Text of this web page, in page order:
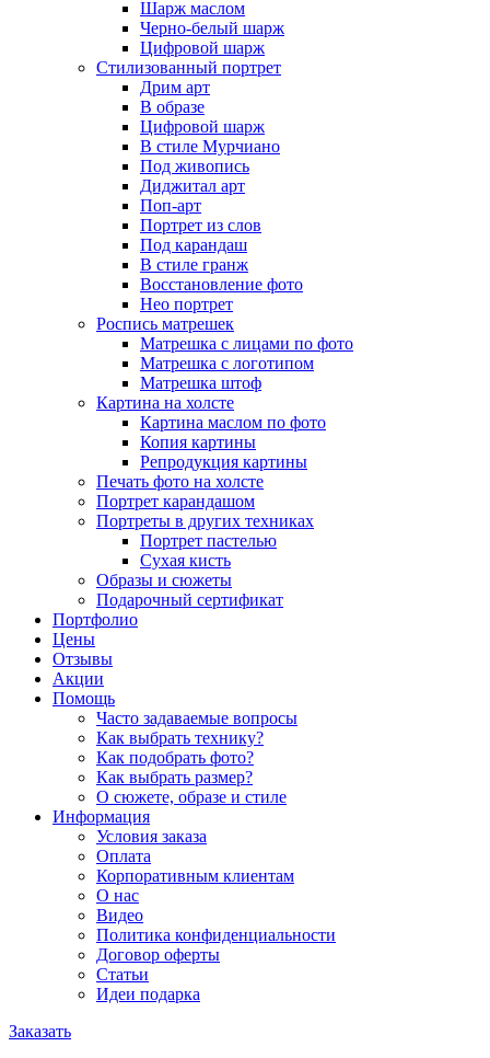
Шарж маслом
Черно-белый шарж
Цифровой шарж
Стилизованный портрет
Дрим арт
В образе
Цифровой шарж
В стиле Мурчиано
Под живопись
Диджитал арт
Поп-арт
Портрет из слов
Под карандаш
В стиле гранж
Восстановление фото
Нео портрет
Роспись матрешек
Матрешка с лицами по фото
Матрешка с логотипом
Матрешка штоф
Картина на холсте
Картина маслом по фото
Копия картины
Репродукция картины
Печать фото на холсте
Портрет карандашом
Портреты в других техниках
Портрет пастелью
Сухая кисть
Образы и сюжеты
Подарочный сертификат
Портфолио
Цены
Отзывы
Акции
Помощь
Часто задаваемые вопросы
Как выбрать технику?
Как подобрать фото?
Как выбрать размер?
О сюжете, образе и стиле
Информация
Условия заказа
Оплата
Корпоративным клиентам
О нас
Видео
Политика конфиденциальности
Договор оферты
Статьи
Идеи подарка
Заказать